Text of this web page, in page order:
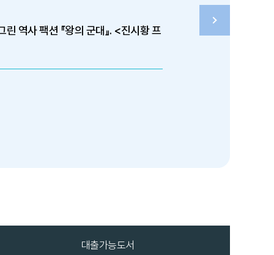
역사 팩션 『왕의 군대』. <진시황 프
대출가능도서